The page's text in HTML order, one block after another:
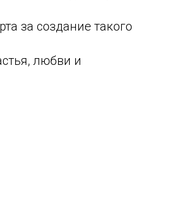
за создание такого
любви и